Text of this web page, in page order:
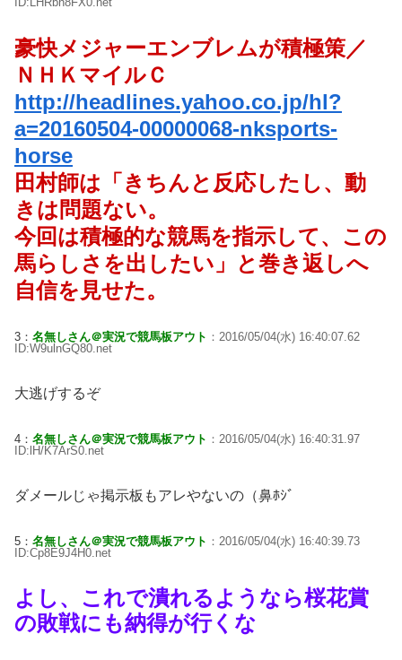
豪快メジャーエンブレムが積極策／
ＮＨＫマイルＣ
http://headlines.yahoo.co.jp/hl?
a=20160504-00000068-nksports-
horse
田村師は「きちんと反応したし、動
きは問題ない。
今回は積極的な競馬を指示して、この
馬らしさを出したい」と巻き返しへ
自信を見せた。
3： 名無しさん＠実況で競馬板アウト ：2016/05/04(水) 16:40:07.62
ID:W9ulnGQ80.net
大逃げするぞ
4： 名無しさん＠実況で競馬板アウト ：2016/05/04(水) 16:40:31.97
ID:lH/K7ArS0.net
ダメールじゃ掲示板もアレやないの（鼻ﾎｼﾞ
5： 名無しさん＠実況で競馬板アウト ：2016/05/04(水) 16:40:39.73
ID:Cp8E9J4H0.net
よし、これで潰れるようなら桜花賞
の敗戦にも納得が行くな